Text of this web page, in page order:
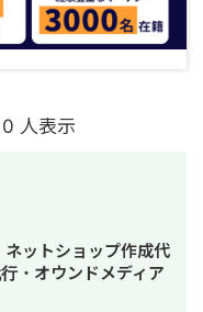
人表示
ネットショップ作成代
・オウンドメディア
代行